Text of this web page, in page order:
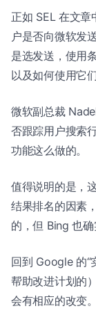
正如 SEL 在文
户是否向微软发
是选发送，使用
以及如何使用它们
微软副总裁
否跟踪用户搜索
功能这么做的。
值得说明的是，
结果排名的因素
的，但 Bing 也确
回到 Google 的“
帮助改进计划的
会有相应的改变。